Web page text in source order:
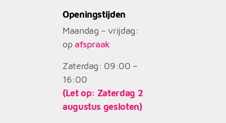
Openingstijden
Maandag – vrijdag:
op afspraak
Zaterdag: 09:00 –
16:00
(Let op: Zaterdag 2
augustus gesloten)